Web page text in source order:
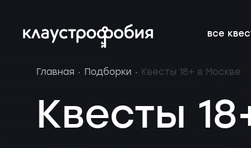
все
веселые
магазин
Главная Подборки Квесты 18+ в Москве
Квесты